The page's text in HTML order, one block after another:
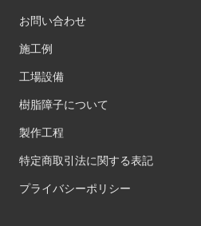
お問い合わせ
施工例
工場設備
樹脂障子について
製作工程
特定商取引法に関する表記
プライバシーポリシー